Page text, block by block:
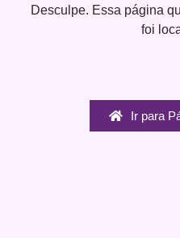
Desculpe. Essa página
foi
Ir para